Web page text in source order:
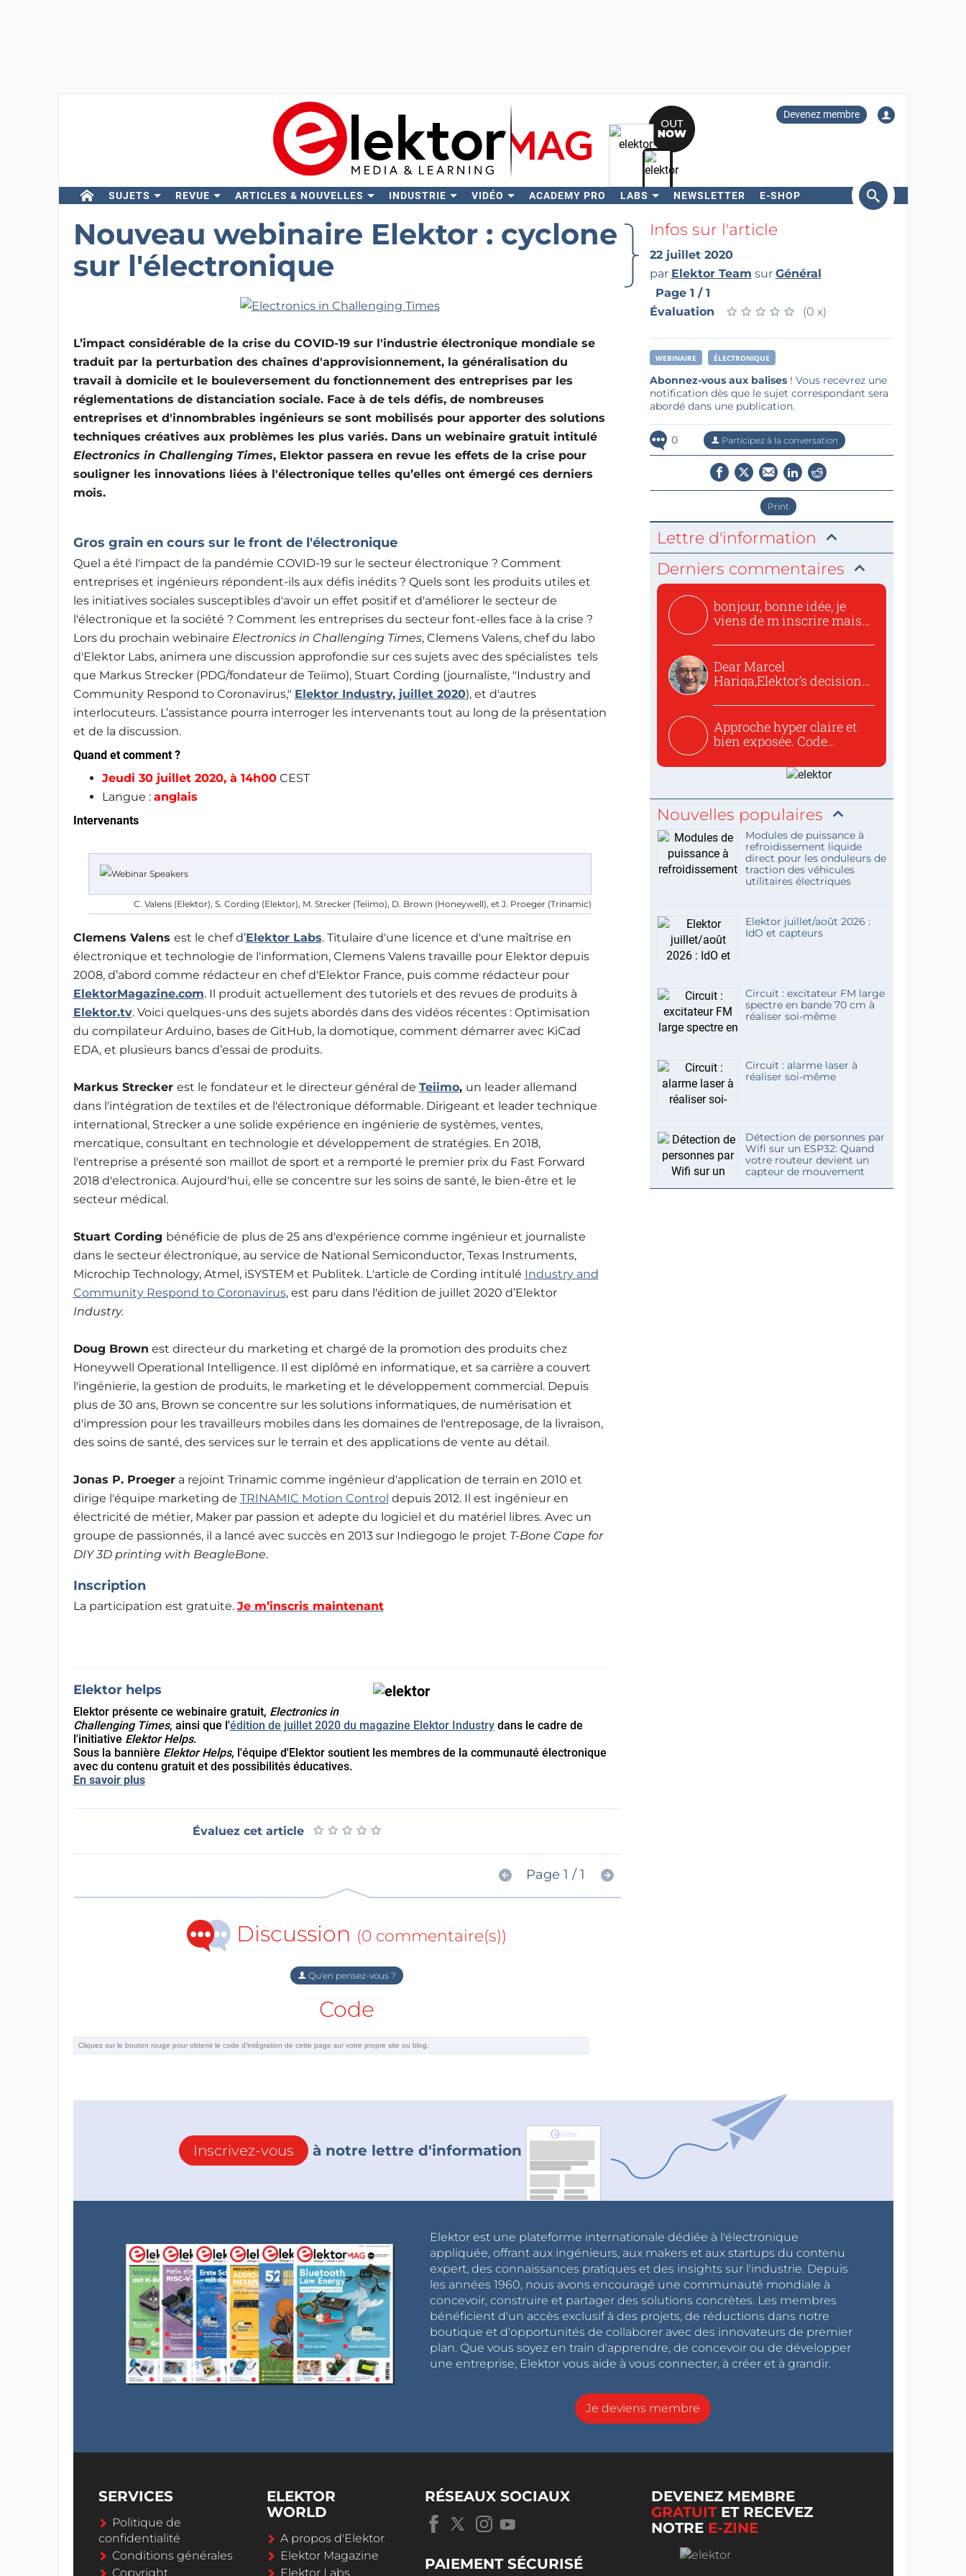
Devenez membre
SUJETS REVUE ARTICLES & NOUVELLES INDUSTRIE VIDÉO ACADEMY PRO LABS NEWSLETTER E-SHOP
Rechercher
Nouveau webinaire Elektor : cyclone
sur l'électronique
L’impact considérable de la crise du COVID-19 sur l'industrie électronique mondiale se
traduit par la perturbation des chaînes d'approvisionnement, la généralisation du
travail à domicile et le bouleversement du fonctionnement des entreprises par les
réglementations de distanciation sociale. Face à de tels défis, de nombreuses
entreprises et d'innombrables ingénieurs se sont mobilisés pour apporter des solutions
techniques créatives aux problèmes les plus variés. Dans un webinaire gratuit intitulé
Electronics in Challenging Times, Elektor passera en revue les effets de la crise pour
souligner les innovations liées à l'électronique telles qu’elles ont émergé ces derniers
mois.
Gros grain en cours sur le front de l'électronique
Quel a été l'impact de la pandémie COVID-19 sur le secteur électronique ? Comment
entreprises et ingénieurs répondent-ils aux défis inédits ? Quels sont les produits utiles et
les initiatives sociales susceptibles d'avoir un effet positif et d'améliorer le secteur de
l'électronique et la société ? Comment les entreprises du secteur font-elles face à la crise ?
Lors du prochain webinaire Electronics in Challenging Times, Clemens Valens, chef du labo
d'Elektor Labs, animera une discussion approfondie sur ces sujets avec des spécialistes tels
que Markus Strecker (PDG/fondateur de Teiimo), Stuart Cording (journaliste, "Industry and
Community Respond to Coronavirus," Elektor Industry, juillet 2020), et d'autres
interlocuteurs. L’assistance pourra interroger les intervenants tout au long de la présentation
et de la discussion.
Quand et comment ?
Jeudi 30 juillet 2020, à 14h00CEST
Langue : anglais
Intervenants
C. Valens (Elektor), S. Cording (Elektor), M. Strecker (Teiimo), D. Brown (Honeywell), et J. Proeger (Trinamic)
Clemens Valens est le chef d’Elektor Labs. Titulaire d'une licence et d'une maîtrise en
électronique et technologie de l'information, Clemens Valens travaille pour Elektor depuis
2008, d’abord comme rédacteur en chef d'Elektor France, puis comme rédacteur pour
ElektorMagazine.com. Il produit actuellement des tutoriels et des revues de produits à
Elektor.tv. Voici quelques-uns des sujets abordés dans des vidéos récentes : Optimisation
du compilateur Arduino, bases de GitHub, la domotique, comment démarrer avec KiCad
EDA, et plusieurs bancs d’essai de produits.
Markus Strecker est le fondateur et le directeur général de Teiimo, un leader allemand
dans l'intégration de textiles et de l'électronique déformable. Dirigeant et leader technique
international, Strecker a une solide expérience en ingénierie de systèmes, ventes,
mercatique, consultant en technologie et développement de stratégies. En 2018,
l'entreprise a présenté son maillot de sport et a remporté le premier prix du Fast Forward
2018 d'electronica. Aujourd'hui, elle se concentre sur les soins de santé, le bien-être et le
secteur médical.
Stuart Cording bénéficie de plus de 25 ans d'expérience comme ingénieur et journaliste
dans le secteur électronique, au service de National Semiconductor, Texas Instruments,
Microchip Technology, Atmel, iSYSTEM et Publitek. L'article de Cording intitulé Industry and
Community Respond to Coronavirus, est paru dans l'édition de juillet 2020 d’Elektor
Industry.
Doug Brown est directeur du marketing et chargé de la promotion des produits chez
Honeywell Operational Intelligence. Il est diplômé en informatique, et sa carrière a couvert
l'ingénierie, la gestion de produits, le marketing et le développement commercial. Depuis
plus de 30 ans, Brown se concentre sur les solutions informatiques, de numérisation et
d'impression pour les travailleurs mobiles dans les domaines de l'entreposage, de la livraison,
des soins de santé, des services sur le terrain et des applications de vente au détail.
Jonas P. Proegera rejoint Trinamic comme ingénieur d'application de terrain en 2010 et
dirige l'équipe marketing de TRINAMIC Motion Control depuis 2012. Il est ingénieur en
électricité de métier, Maker par passion et adepte du logiciel et du matériel libres. Avec un
groupe de passionnés, il a lancé avec succès en 2013 sur Indiegogo le projet T-Bone Cape for
DIY 3D printing with BeagleBone.
Inscription
La participation est gratuite. Je m’inscris maintenant
Elektor helps
Elektor présente ce webinaire gratuit, Electronics in
Challenging Times, ainsi que l'édition de juillet 2020 du magazine Elektor Industrydans le cadre de
l'initiative Elektor Helps.
Sous la bannière Elektor Helps, l'équipe d'Elektor soutient les membres de la communauté électronique
avec du contenu gratuit et des possibilités éducatives.
En savoir plus
Évaluez cet article ★ ★ ★ ★ ★
★ ★ ★ ★ ★
Page 1 / 1
Discussion (0 commentaire(s))
Qu'en pensez-vous ?
Code
Infos sur l'article
22 juillet 2020
par Elektor Team sur Général
Page 1 / 1
Évaluation
★ ★ ★ ★ ★
★ ★ ★ ★ ★ (0 x)
WEBINAIRE ÉLECTRONIQUE
Abonnez-vous aux balises! Vous recevrez une
notification dès que le sujet correspondant sera
abordé dans une publication.
0 Participez à la conversation
Print
Lettre d'information
Derniers commentaires
bonjour, bonne idée, je
viens de m inscrire mais
Dear Marcel
Hariga,Elektor’s decision
Approche hyper claire et
bien exposée. Code
Nouvelles populaires
Modules de puissance à
refroidissement liquide
direct pour les onduleurs de
traction des véhicules
utilitaires électriques
Elektor juillet/août 2026 :
IdO et capteurs
Circuit : excitateur FM large
spectre en bande 70 cm à
réaliser soi-même
Circuit : alarme laser à
réaliser soi-même
Détection de personnes par
Wifi sur un ESP32: Quand
votre routeur devient un
capteur de mouvement
Inscrivez-vous à notre lettre d'information
Elektor est une plateforme internationale dédiée à l'électronique
appliquée, offrant aux ingénieurs, aux makers et aux startups du contenu
expert, des connaissances pratiques et des insights sur l'industrie. Depuis
les années 1960, nous avons encouragé une communauté mondiale à
concevoir, construire et partager des solutions concrètes. Les membres
bénéficient d'un accès exclusif à des projets, de réductions dans notre
boutique et d'opportunités de collaborer avec des innovateurs de premier
plan. Que vous soyez en train d'apprendre, de concevoir ou de développer
une entreprise, Elektor vous aide à vous connecter, à créer et à grandir.
Je deviens membre
SERVICES
Politique de
confidentialité
Conditions générales
Copyright
ELEKTOR
WORLD
A propos d'Elektor
Elektor Magazine
Elektor Labs
RÉSEAUX SOCIAUX
PAIEMENT SÉCURISÉ
DEVENEZ MEMBRE
GRATUITET RECEVEZ
NOTRE E-ZINE